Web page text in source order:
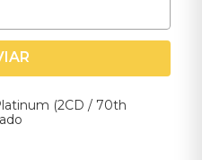
(2CD / 70th